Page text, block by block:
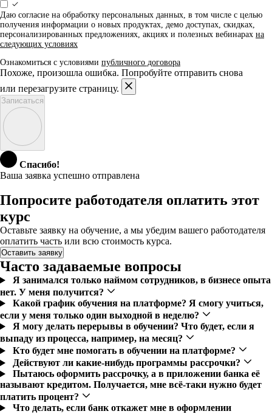
Даю согласие на обработку персональных данных, в том числе с целью
получения информации о новых продуктах, демо доступах, скидках,
персонализированных предложениях, акциях и полезных вебинарах на
следующих условиях
Ознакомиться с условиями публичного договора
Похоже, произошла ошибка. Попробуйте отправить снова
или перезагрузите страницу.
Записаться
Спасибо!
Ваша заявка успешно отправлена
Попросите работодателя оплатить этот
курс
Оставьте заявку на обучение, а мы убедим вашего работодателя
оплатить часть или всю стоимость курса.
Оставить заявку
Часто задаваемые вопросы
Я занимался только наймом сотрудников, в бизнесе опыта
нет. У меня получится?
Какой график обучения на платформе? Я смогу учиться,
если у меня только один выходной в неделю?
Я могу делать перерывы в обучении? Что будет, если я
выпаду из процесса, например, на месяц?
Кто будет мне помогать в обучении на платформе?
Действуют ли какие-нибудь программы рассрочки?
Пытаюсь оформить рассрочку, а в приложении банка её
называют кредитом. Получается, мне всё-таки нужно будет
платить процент?
Что делать, если банк откажет мне в оформлении